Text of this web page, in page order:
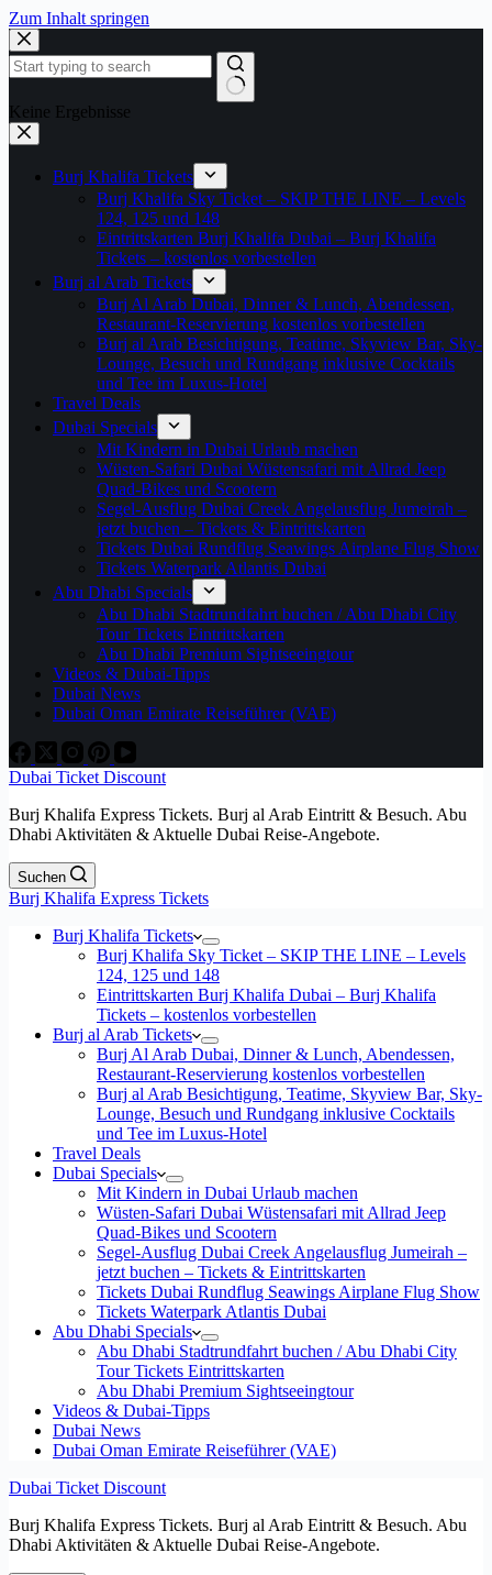
Zum Inhalt springen
Keine Ergebnisse
Burj Khalifa Tickets
Burj Khalifa Sky Ticket – SKIP THE LINE – Levels
124, 125 und 148
Eintrittskarten Burj Khalifa Dubai – Burj Khalifa
Tickets – kostenlos vorbestellen
Burj al Arab Tickets
Burj Al Arab Dubai, Dinner & Lunch, Abendessen,
Restaurant-Reservierung kostenlos vorbestellen
Burj al Arab Besichtigung, Teatime, Skyview Bar, Sky-
Lounge, Besuch und Rundgang inklusive Cocktails
und Tee im Luxus-Hotel
Travel Deals
Dubai Specials
Mit Kindern in Dubai Urlaub machen
Wüsten-Safari Dubai Wüstensafari mit Allrad Jeep
Quad-Bikes und Scootern
Segel-Ausflug Dubai Creek Angelausflug Jumeirah –
jetzt buchen – Tickets & Eintrittskarten
Tickets Dubai Rundflug Seawings Airplane Flug Show
Tickets Waterpark Atlantis Dubai
Abu Dhabi Specials
Abu Dhabi Stadtrundfahrt buchen / Abu Dhabi City
Tour Tickets Eintrittskarten
Abu Dhabi Premium Sightseeingtour
Videos & Dubai-Tipps
Dubai News
Dubai Oman Emirate Reiseführer (VAE)
Dubai Ticket Discount
Burj Khalifa Express Tickets. Burj al Arab Eintritt & Besuch. Abu
Dhabi Aktivitäten & Aktuelle Dubai Reise-Angebote.
Suchen
Burj Khalifa Express Tickets
Burj Khalifa Tickets
Burj Khalifa Sky Ticket – SKIP THE LINE – Levels
124, 125 und 148
Eintrittskarten Burj Khalifa Dubai – Burj Khalifa
Tickets – kostenlos vorbestellen
Burj al Arab Tickets
Burj Al Arab Dubai, Dinner & Lunch, Abendessen,
Restaurant-Reservierung kostenlos vorbestellen
Burj al Arab Besichtigung, Teatime, Skyview Bar, Sky-
Lounge, Besuch und Rundgang inklusive Cocktails
und Tee im Luxus-Hotel
Travel Deals
Dubai Specials
Mit Kindern in Dubai Urlaub machen
Wüsten-Safari Dubai Wüstensafari mit Allrad Jeep
Quad-Bikes und Scootern
Segel-Ausflug Dubai Creek Angelausflug Jumeirah –
jetzt buchen – Tickets & Eintrittskarten
Tickets Dubai Rundflug Seawings Airplane Flug Show
Tickets Waterpark Atlantis Dubai
Abu Dhabi Specials
Abu Dhabi Stadtrundfahrt buchen / Abu Dhabi City
Tour Tickets Eintrittskarten
Abu Dhabi Premium Sightseeingtour
Videos & Dubai-Tipps
Dubai News
Dubai Oman Emirate Reiseführer (VAE)
Dubai Ticket Discount
Burj Khalifa Express Tickets. Burj al Arab Eintritt & Besuch. Abu
Dhabi Aktivitäten & Aktuelle Dubai Reise-Angebote.